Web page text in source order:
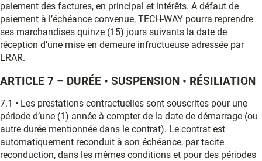
paiement des factures, en principal et intérêts. A défaut de
paiement à l’échéance convenue, TECH-WAY pourra reprendre
ses marchandises quinze (15) jours suivants la date de
réception d’une mise en demeure infructueuse adressée par
LRAR.
ARTICLE 7 – DURÉE • SUSPENSION • RÉSILIATION
7.1 • Les prestations contractuelles sont souscrites pour une
période d’une (1) année à compter de la date de démarrage (ou
autre durée mentionnée dans le contrat). Le contrat est
automatiquement reconduit à son échéance, par tacite
reconduction, dans les mêmes conditions et pour des périodes